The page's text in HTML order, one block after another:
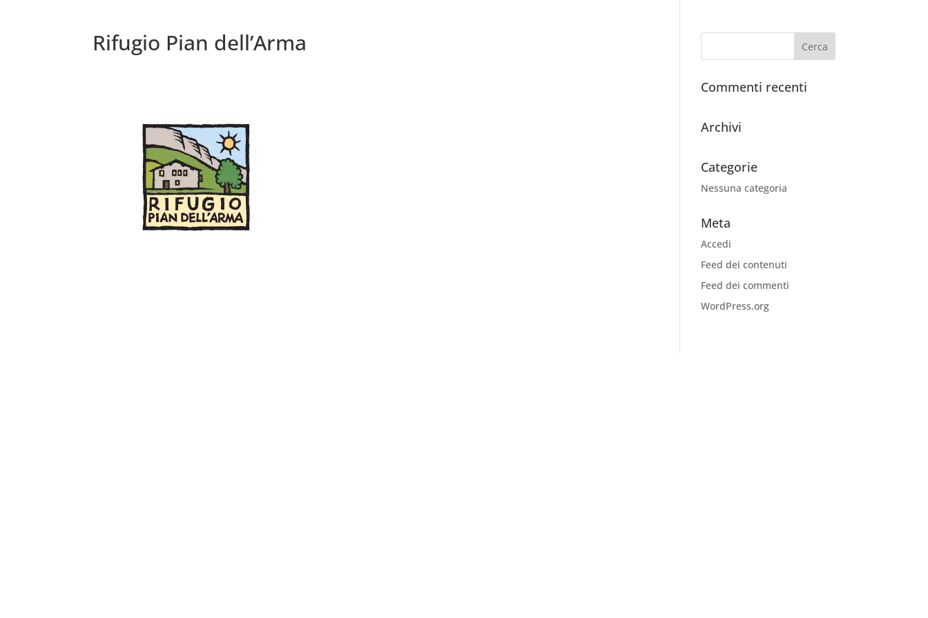
Rifugio Pian dell’Arma
Commenti recenti
Archivi
Categorie
Nessuna categoria
Meta
Accedi
Feed dei contenuti
Feed dei commenti
WordPress.org